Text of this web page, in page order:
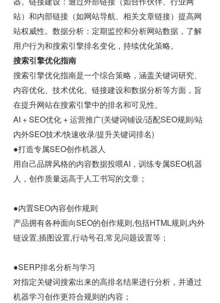
站）和内部链接（如网站导航、相关文章链接）提高网
站权威性。数据分析：定期监控和分析网站数据，了解
用户行为和搜索引擎排名变化，持续优化策略。
搜索引擎优化指南
搜索引擎优化指南是一个综合策略，涵盖关键词研究、
内容优化、技术优化、链接建设和数据分析等方面，旨
在提升网站在搜索引擎中的排名和可见性。
AI + SEO优化 + 运营推广(关键词铺设/适配SEO规则/站
内外SEO技术/快速收录/提升关键词排名)
●打造专属SEO创作机器人
用自己品牌风格的内容数据投喂AI，训练专属SEO机器
人，创作质量远高于人工书写的文章；
●内置SEO内容创作规则
产品拥有各种面向SEO的创作规则,包括HTML规则,内外
链设置,插图设置,行动号召,常见问题设置等；
●SERP排名分析与学习
对指定关键词搜索出来的高排名结果进行分析，并通过
机器学习创作更符合规则的内容；